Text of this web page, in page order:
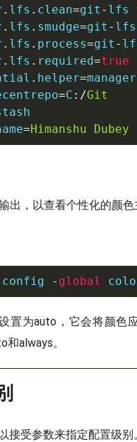
. lfs . clean=git - lfs
. lfs . smudge=git - lfs
. lfs . process=git -
. lfs . required=true
. helper=manager
=C :/Git
=Himanshu Dubey
出，以查看个性化的颜
config - global
置为auto，它会将颜色
always。
接受参数来指定配置级别